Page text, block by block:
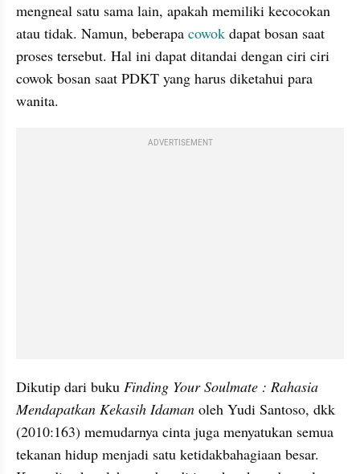
mengneal satu sama lain, apakah memiliki kecocokan
atau tidak. Namun, beberapa cowok dapat bosan saat
proses tersebut. Hal ini dapat ditandai dengan ciri ciri
cowok bosan saat PDKT yang harus diketahui para
wanita.
ADVERTISEMENT
Dikutip dari buku Finding Your Soulmate : Rahasia
Mendapatkan Kekasih Idaman oleh Yudi Santoso, dkk
(2010:163) memudarnya cinta juga menyatukan semua
tekanan hidup menjadi satu ketidakbahagiaan besar.